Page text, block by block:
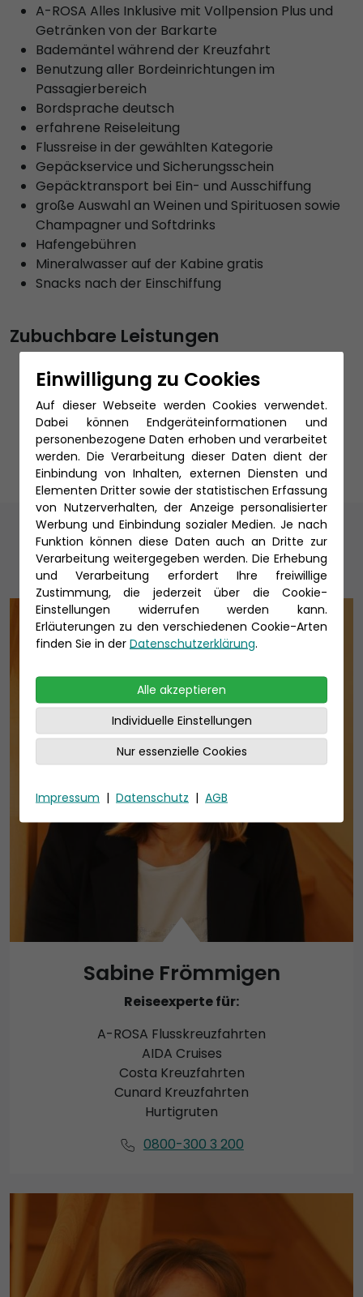
A-ROSA Alles Inklusive mit Vollpension Plus und
Getränken von der Barkarte
Bademäntel während der Kreuzfahrt
Benutzung aller Bordeinrichtungen im
Passagierbereich
Bordsprache deutsch
erfahrene Reiseleitung
Flussreise in der gewählten Kategorie
Gepäckservice und Sicherungsschein
Gepäcktransport bei Ein- und Ausschiffung
große Auswahl an Weinen und Spirituosen sowie
Champagner und Softdrinks
Hafengebühren
Mineralwasser auf der Kabine gratis
Snacks nach der Einschiffung
Zubuchbare Leistungen
An- und Abreise per Bus
An- und Abreise per Flug
PKW Stellplatz
Reiseschutz
Unsere Reiseexperten
Sabine Frömmigen
Reiseexperte für:
A-ROSA Flusskreuzfahrten
AIDA Cruises
Costa Kreuzfahrten
Cunard Kreuzfahrten
Hurtigruten
0800-300 3 200
Einwilligung zu Cookies
Auf dieser Webseite werden Cookies verwendet.
Dabei können Endgeräteinformationen und
personenbezogene Daten erhoben und verarbeitet
werden. Die Verarbeitung dieser Daten dient der
Einbindung von Inhalten, externen Diensten und
Elementen Dritter sowie der statistischen Erfassung
von Nutzerverhalten, der Anzeige personalisierter
Werbung und Einbindung sozialer Medien. Je nach
Funktion können diese Daten auch an Dritte zur
Verarbeitung weitergegeben werden. Die Erhebung
und Verarbeitung erfordert Ihre freiwillige
Zustimmung, die jederzeit über die Cookie-
Einstellungen widerrufen werden kann.
Erläuterungen zu den verschiedenen Cookie-Arten
finden Sie in der Datenschutzerklärung.
Alle akzeptieren
Individuelle Einstellungen
Nur essenzielle Cookies
Impressum | Datenschutz | AGB